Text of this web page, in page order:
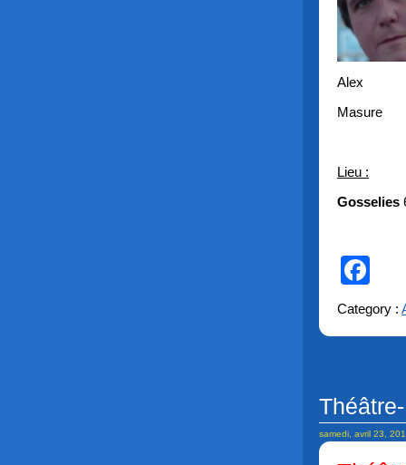
Alex
Masure
Lieu :
Gosselies
Category :
samedi, avril 23,